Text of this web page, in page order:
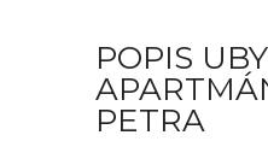
POPIS
PETRA